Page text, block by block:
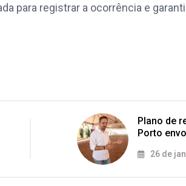
para registrar a ocorrência e
Plano de
Porto
26 de